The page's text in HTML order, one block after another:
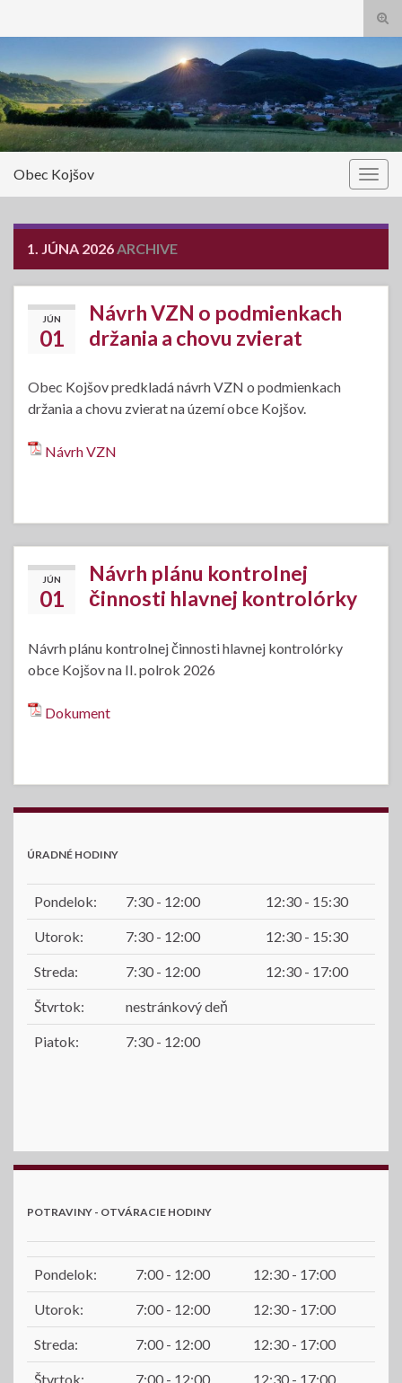
Obec Kojšov
1. JÚNA 2026ARCHIVE
JÚN
01
Návrh VZN o podmienkach
držania a chovu zvierat
Obec Kojšov predkladá návrh VZN o podmienkach
držania a chovu zvierat na území obce Kojšov.
Návrh VZN
JÚN
01
Návrh plánu kontrolnej
činnosti hlavnej kontrolórky
Návrh plánu kontrolnej činnosti hlavnej kontrolórky
obce Kojšov na II. polrok 2026
Dokument
ÚRADNÉ HODINY
Pondelok: 7:30 - 12:00 12:30 - 15:30
Utorok: 7:30 - 12:00 12:30 - 15:30
Streda: 7:30 - 12:00 12:30 - 17:00
Štvrtok: nestránkový deň
Piatok: 7:30 - 12:00
POTRAVINY - OTVÁRACIE HODINY
Pondelok: 7:00 - 12:00 12:30 - 17:00
Utorok: 7:00 - 12:00 12:30 - 17:00
Streda: 7:00 - 12:00 12:30 - 17:00
Štvrtok: 7:00 - 12:00 12:30 - 17:00